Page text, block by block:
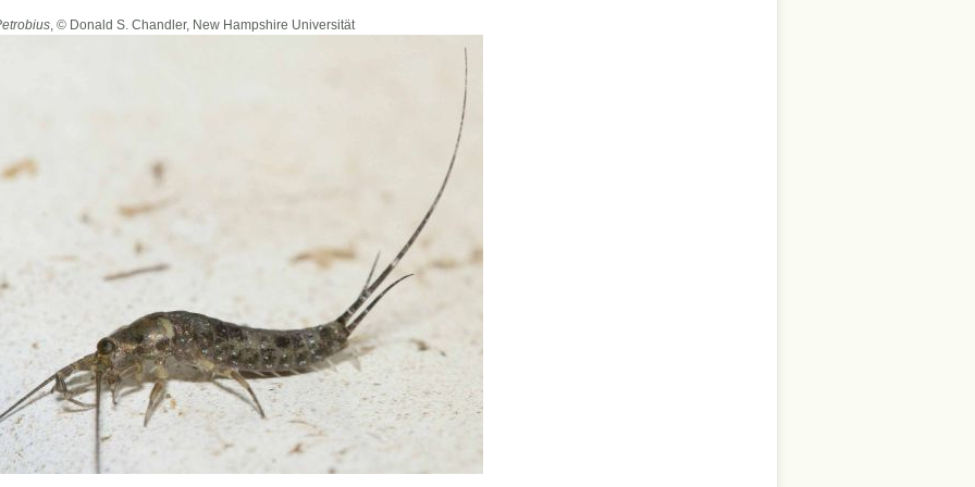
, © Donald S. Chandler, New Hampshire Universität